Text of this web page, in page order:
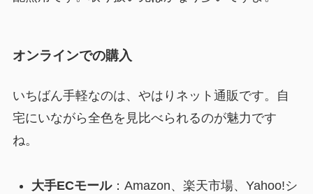
オンラインでの購入
いちばん手軽なのは、やはりネット通販です。自
宅にいながら全色を見比べられるのが魅力です
ね。
大手ECモール：Amazon、楽天市場、Yahoo!シ